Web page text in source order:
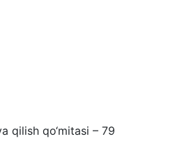
qilish qo‘mitasi – 79